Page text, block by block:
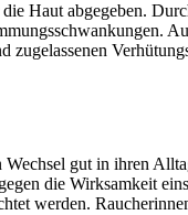
Haut abgegeben.
gut in ihren
die Wirksamkeit
werden.